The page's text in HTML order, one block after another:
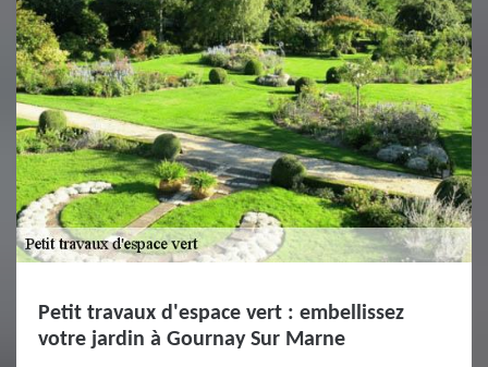
Petit travaux d'espace vert : embellissez
votre jardin à Gournay Sur Marne